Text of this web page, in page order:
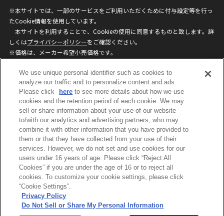
※本サイトでは、一部のサービスをご利用いただくために付与設定等を行っ
たCookie情報を使用しています。
本サイトを利用することで、Cookieの使用に同意するものと致します。詳
しくはプライバシーポリシーをご確認ください。
※価格は、メーカー希望小売価格です。
ざいますのでご了承ください。
privacypolicy
Do Not Sell or Share My
Personal Information
ウェブサイトご利用条件
ソーシャルメディアポリシー
個人情報保護方針
お問い合わせ
©BANDAI
コピーライト一覧を表示する
We use unique personal identifier such as cookies to
analyze our traffic and to personalize content and ads.
Please click
here to see more details about how we use
cookies and the retention period of each cookie. We may
sell or share information about your use of our website
to/with our analytics and advertising partners, who may
combine it with other information that you have provided to
them or that they have collected from your use of their
services. However, we do not set and use cookies for our
users under 16 years of age. Please click “Reject All
Cookies” if you are under the age of 16 or to reject all
cookies. To customize your cookie settings, please click
“Cookie Settings”.
Privacy Policy
Do Not Sell or Share My Personal Information